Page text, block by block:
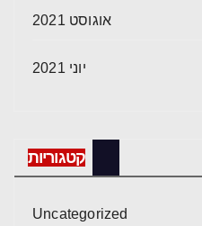
אוגוסט 2021
יוני 2021
קטגוריות
Uncategorized